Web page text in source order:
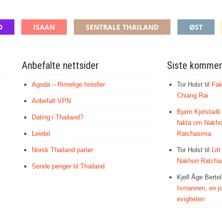
ISAAN SENTRALE THAILAND ØST
Anbefalte nettsider
Agoda – Rimelige hoteller
Anbefalt VPN
Dating i Thailand?
Leiebil
Norsk Thailand parlør
Sende penger til Thailand
Siste
Tor Holsttil
Chiang Rai
Bjørn Kjelstadli
fakta om
Ratchasima
Tor Holsttil
Nakhon
Kjell Åge
Ismannen, en
evigheten